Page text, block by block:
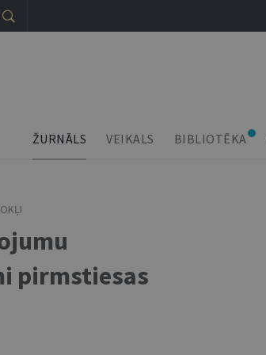
ŽURNĀLS VEIKALS BIBLIOTĒKA
pirmstiesas